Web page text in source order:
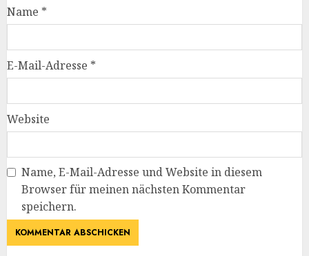
Name *
E-Mail-Adresse *
Website
Name, E-Mail-Adresse und Website in diesem
Browser für meinen nächsten Kommentar
speichern.